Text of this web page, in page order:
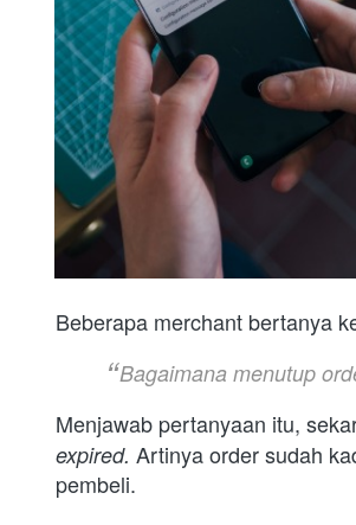
Beberapa merchant bertanya
Bagaimana menutup
Menjawab pertanyaan itu,
expired. Artinya order sudah
pembeli.